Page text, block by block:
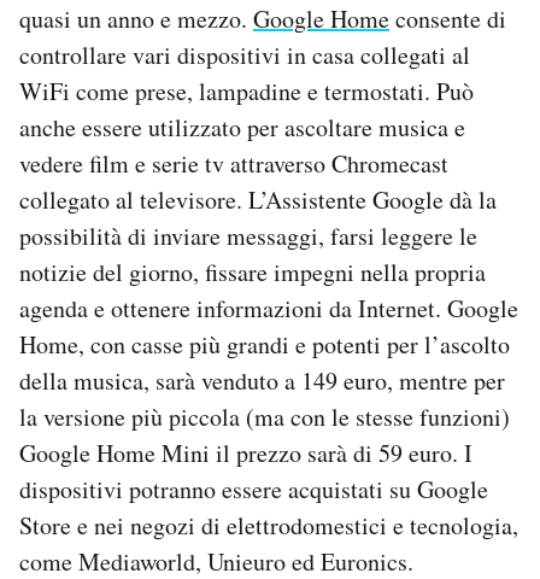
AREA PERSONALE
Area Personale
Newsletter
Notifiche mobile
Regala il Post
Hai bisogno di aiuto?
Esci
quasi un anno e mezzo. Google Homeconsente di
controllare vari dispositivi in casa collegati al
WiFi come prese, lampadine e termostati. Può
anche essere utilizzato per ascoltare musica e
vedere film e serie tv attraverso Chromecast
collegato al televisore. L’Assistente Google dà la
possibilità di inviare messaggi, farsi leggere le
notizie del giorno, fissare impegni nella propria
agenda e ottenere informazioni da Internet. Google
Home, con casse più grandi e potenti per l’ascolto
della musica, sarà venduto a 149 euro, mentre per
la versione più piccola (ma con le stesse funzioni)
Google Home Mini il prezzo sarà di 59 euro. I
dispositivi potranno essere acquistati su Google
Store e nei negozi di elettrodomestici e tecnologia,
come Mediaworld, Unieuro ed Euronics.